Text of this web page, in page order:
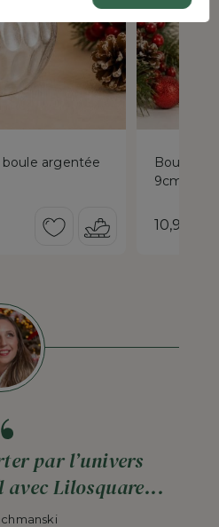
argentée
Bougeoir
9cm
Prix
10,90 €
par l’univers
avec Lilosquare...